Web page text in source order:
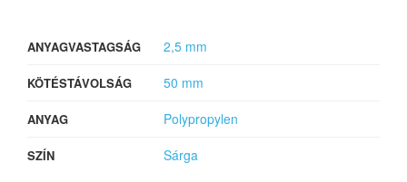
ANYAGVASTAGSÁG 2,5 mm
KÖTÉSTÁVOLSÁG 50 mm
ANYAG Polypropylen
SZÍN Sárga